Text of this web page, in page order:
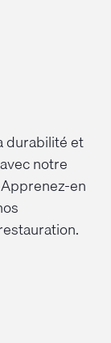
durabilité et
notre
en